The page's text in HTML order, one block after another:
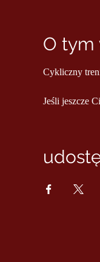
O tym
Cykliczny
Jeśli jeszcze